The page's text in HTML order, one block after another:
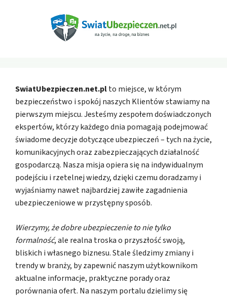
SwiatUbezpieczen.net.plto miejsce, w którym
bezpieczeństwo i spokój naszych Klientów stawiamy na
pierwszym miejscu. Jesteśmy zespołem doświadczonych
ekspertów, którzy każdego dnia pomagają podejmować
świadome decyzje dotyczące ubezpieczeń – tych na życie,
komunikacyjnych oraz zabezpieczających działalność
gospodarczą. Nasza misja opiera się na indywidualnym
podejściu i rzetelnej wiedzy, dzięki czemu doradzamy i
wyjaśniamy nawet najbardziej zawiłe zagadnienia
ubezpieczeniowe w przystępny sposób.
Wierzymy, że dobre ubezpieczenie to nie tylko
formalność, ale realna troska o przyszłość swoją,
bliskich i własnego biznesu. Stale śledzimy zmiany i
trendy w branży, by zapewnić naszym użytkownikom
aktualne informacje, praktyczne porady oraz
porównania ofert. Na naszym portalu dzielimy się